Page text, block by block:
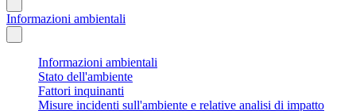
Informazioni ambientali
Informazioni ambientali
Stato dell'ambiente
Fattori inquinanti
Misure incidenti sull'ambiente e relative analisi di impatto